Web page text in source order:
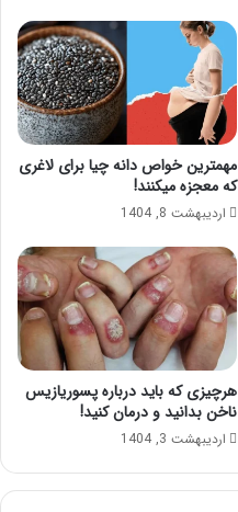
مهمترین خواص دانه چیا برای لاغری
که معجزه میکنند!
اردیبهشت 8, 1404
هرچیزی که باید درباره پسوریازیس
ناخن بدانید و درمان کنید!
اردیبهشت 3, 1404